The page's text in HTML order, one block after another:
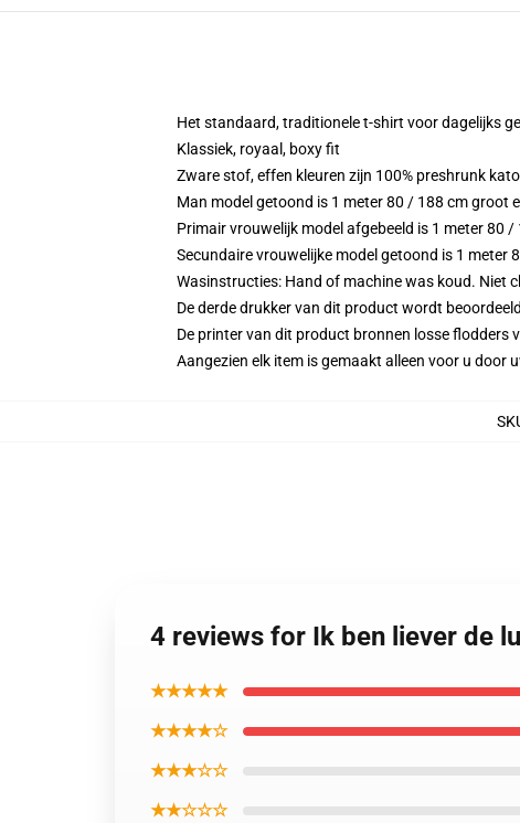
Het standaard, traditionele t-shirt voor dagelijks
Klassiek, royaal, boxy fit
Zware stof, effen kleuren zijn 100% preshrunk
Man model getoond is 1 meter 80 / 188 cm groot
Primair vrouwelijk model afgebeeld is 1 meter 80
Secundaire vrouwelijke model getoond is 1 meter
Wasinstructies: Hand of machine was koud. Niet
De derde drukker van dit product wordt
De printer van dit product bronnen losse
Aangezien elk item is gemaakt alleen voor u door
4 reviews for Ik ben liever de
★★★★★
★★★★☆
★★★☆☆
★★☆☆☆